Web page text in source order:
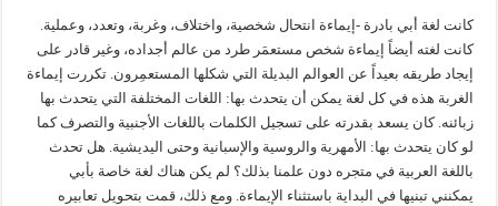
كانت لغة أبي بادرة -إيماءة انتحال شخصية، واختلاف، وغربة، وتعدد، وعملية.
كانت لغته أيضاً إيماءة شخص مستعمَر طرد من عالم أجداده، وغير قادر على
إيجاد طريقه بعيداً عن العوالم البديلة التي شكلها المستعمِرون. تكررت إيماءة
الغربة هذه في كل لغة يمكن أن يتحدث بها: اللغات المختلفة التي يتحدث بها
زبائنه. كان يسعد بقدرته على تسجيل الكلمات باللغات الأجنبية والتصرف كما
لو كان يتحدث بها: الأمهرية والروسية والإسبانية وحتى اليديشية. هل تحدث
باللغة العربية في متجره دون علمنا بذلك؟ لم يكن هناك لغة خاصة بأبي
يمكنني تبنيها في البداية باستثناء الإيماءة. ومع ذلك، قمت بتحويل تعابيره